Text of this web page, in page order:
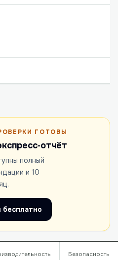
ГОТОВЫ
полный
и 10
бесплатно
Безопасность